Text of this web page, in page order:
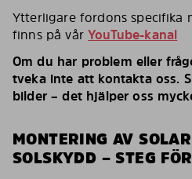
Ytterligare fordons specifika
finns på vårYouTube-kanal
Om du har problem eller
tveka inte att kontakta oss.
bilder – det hjälper oss
MONTERING AV
SOLSKYDD – STEG